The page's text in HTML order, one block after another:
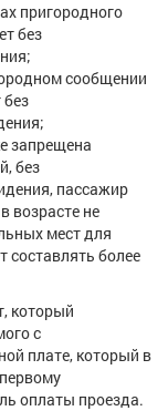
пригородного
без
сообщении
без
запрещена
без
пассажир
возрасте не
мест для
составлять более
который
с
плате, который в
оплаты проезда.